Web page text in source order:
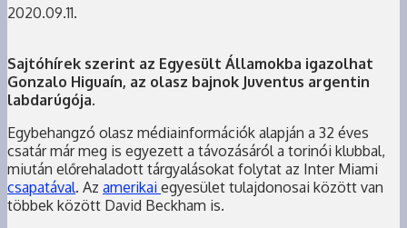
2020.09.11.
Sajtóhírek szerint az Egyesült Államokba igazolhat
Gonzalo Higuaín, az olasz bajnok Juventus argentin
labdarúgója.
Egybehangzó olasz médiainformációk alapján a 32 éves
csatár már meg is egyezett a távozásáról a torinói klubbal,
miután előrehaladott tárgyalásokat folytat az Inter Miami
csapatával. Az amerikai egyesület tulajdonosai között van
többek között David Beckham is.